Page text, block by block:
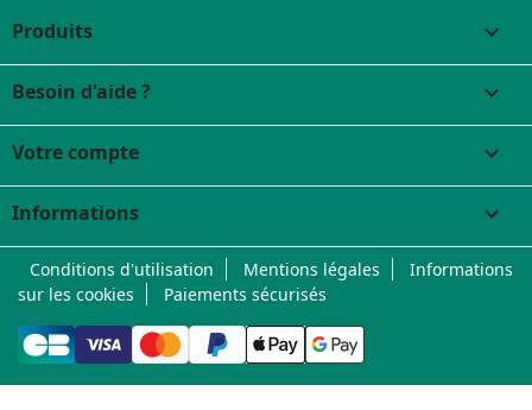
Produits 
Besoin d'aide ? 
Votre compte 
Informations keyboard_arrow_down
Conditions d'utilisation Mentions légales
Informations
sur les cookies
Paiements sécurisés